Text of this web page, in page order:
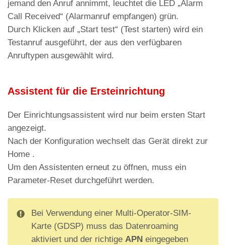
Cyan
Bus aktiv und Leitung in
eingehender Kommunikation
LED DL8 – Verbindungstyp aktiviert (bei
aktiver Kommunikation blinken die LEDs bei
Weiß
WLAN aktiv
Rot
BLE aktiv
Grün
jemand den Anruf annimmt, leuchtet die LED „Alarm
Call Received“ (Alarmanruf empfangen) grün.
Durch Klicken auf „Start test“ (Test starten) wird ein
Testanruf ausgeführt, der aus den verfügbaren
Anruftypen ausgewählt wird.
Assistent für die Ersteinrichtung
Der Einrichtungsassistent wird nur beim ersten Start
angezeigt.
Nach der Konfiguration wechselt das Gerät direkt zur
Home .
Um den Assistenten erneut zu öffnen, muss ein
Parameter-Reset durchgeführt werden.
Bei Verwendung einer Multi-Operator-SIM-
Karte (GDSP) muss das Datenroaming
aktiviert und der richtige APN eingegeben